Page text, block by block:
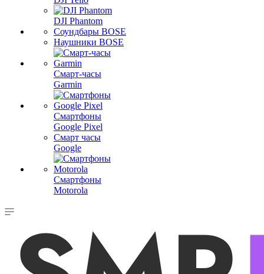
DJI Phantom
Соундбары BOSE
Наушники BOSE
Смарт-часы
Garmin
Смартфоны
Google Pixel
Смарт часы
Google
Смартфоны
Motorola